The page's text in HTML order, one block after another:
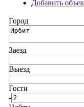
Добавить
Город
Заезд
Выезд
Гости
-